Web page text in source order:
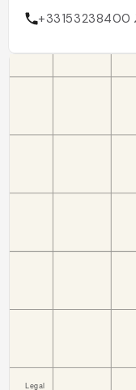
+33153238400